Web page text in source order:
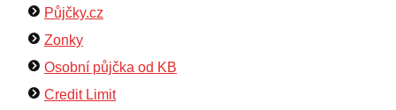
Půjčky.cz
Zonky
Osobní půjčka od KB
Credit Limit